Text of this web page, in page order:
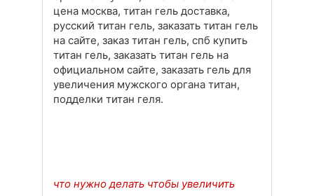
цена москва, титан гель доставка,
русский титан гель, заказать титан гель
на сайте, заказ титан гель, спб купить
титан гель, заказать титан гель на
официальном сайте, заказать гель для
увеличения мужского органа титан,
подделки титан геля.
что нужно делать чтобы увеличить